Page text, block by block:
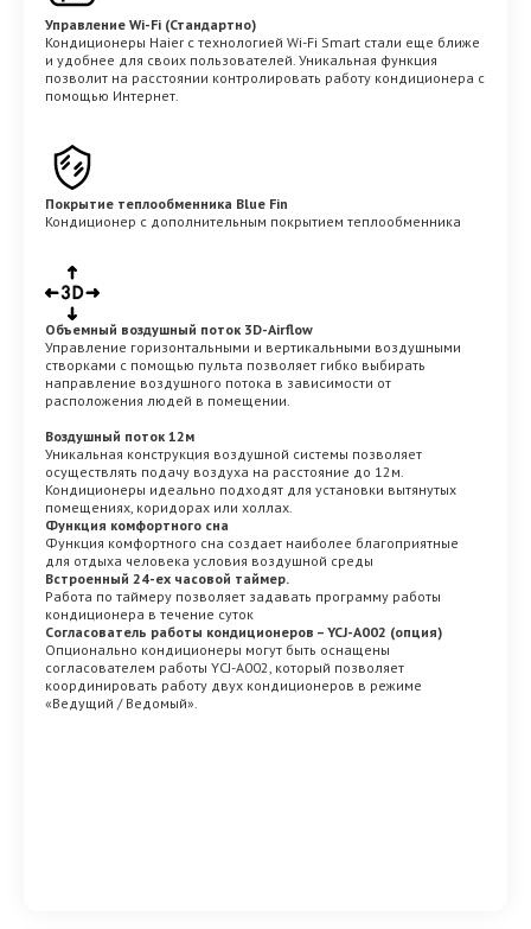
Управление Wi-Fi (Стандартно)
Кондиционеры Haier с технологией Wi-Fi Smart стали еще ближе
и удобнее для своих пользователей. Уникальная функция
позволит на расстоянии контролировать работу кондиционера с
помощью Интернет.
Покрытие теплообменника Blue Fin
Кондиционер с дополнительным покрытием теплообменника
Объемный воздушный поток 3D-Airflow
Управление горизонтальными и вертикальными воздушными
створками с помощью пульта позволяет гибко выбирать
направление воздушного потока в зависимости от
расположения людей в помещении.
Воздушный поток 12м
Уникальная конструкция воздушной системы позволяет
осуществлять подачу воздуха на расстояние до 12м.
Кондиционеры идеально подходят для установки вытянутых
помещениях, коридорах или холлах.
Функция комфортного сна
Функция комфортного сна создает наиболее благоприятные
для отдыха человека условия воздушной среды
Встроенный 24-ех часовой таймер.
Работа по таймеру позволяет задавать программу работы
кондиционера в течение суток
Согласователь работы кондиционеров – YCJ-A002 (опция)
Опционально кондиционеры могут быть оснащены
согласователем работы YCJ-A002, который позволяет
координировать работу двух кондиционеров в режиме
«Ведущий / Ведомый».